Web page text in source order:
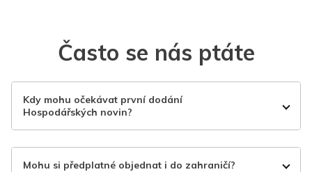
Často se nás ptáte
Kdy mohu očekávat první dodání
Hospodářských novin?
Mohu si předplatné objednat i do zahraničí?